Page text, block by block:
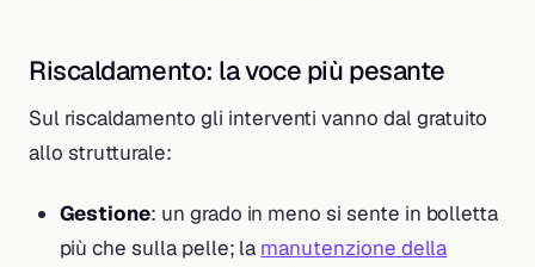
Riscaldamento: la voce più pesante
Sul riscaldamento gli interventi vanno dal gratuito
allo strutturale:
Gestione: un grado in meno si sente in bolletta
più che sulla pelle; la manutenzione della